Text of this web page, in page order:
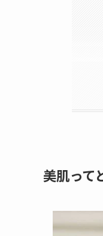
美肌って